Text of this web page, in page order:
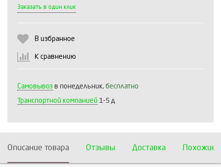
Заказать в один клик
В избранное
К сравнению
Самовывоз в понедельник, бесплатно
Транспортной компанией 1-5 д
Описание товара Отзывы Доставка Похожие